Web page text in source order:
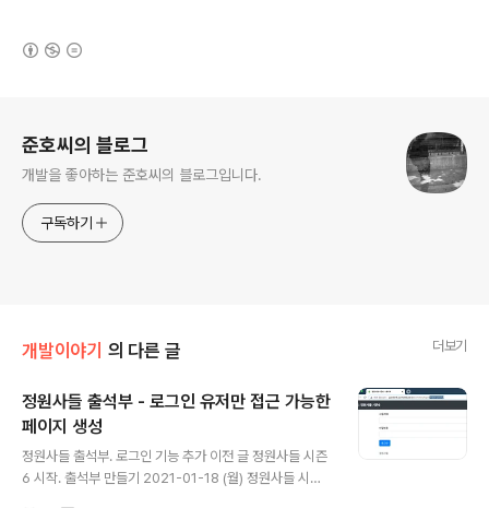
준호씨의 블로그
개발을 좋아하는 준호씨의 블로그입니다.
구독하기
개발이야기 의 다른 글 더보기
정원사들 출석부 - 로그인 유저만 접근 가능한
페이지 생성
정원사들 출석부. 로그인 기능 추가 이전 글 정원사들 시즌
6 시작. 출석부 만들기 2021-01-18 (월) 정원사들 시즌6